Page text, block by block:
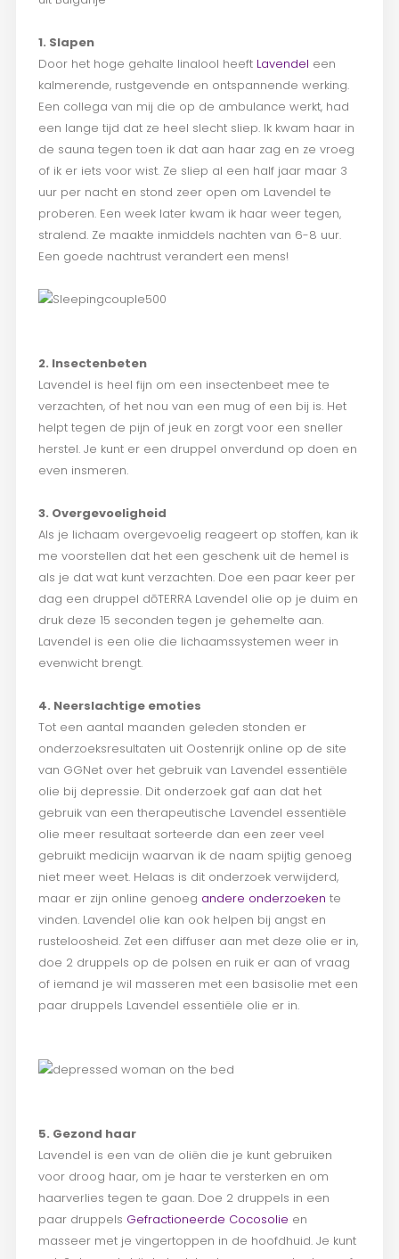
1. Slapen
Door het hoge gehalte linalool heeft Lavendel een
kalmerende, rustgevende en ontspannende werking.
Een collega van mij die op de ambulance werkt, had
een lange tijd dat ze heel slecht sliep. Ik kwam haar in
de sauna tegen toen ik dat aan haar zag en ze vroeg
of ik er iets voor wist. Ze sliep al een half jaar maar 3
uur per nacht en stond zeer open om Lavendel te
proberen. Een week later kwam ik haar weer tegen,
stralend. Ze maakte inmiddels nachten van 6-8 uur.
Een goede nachtrust verandert een mens!
2. Insectenbeten
Lavendel is heel fijn om een insectenbeet mee te
verzachten, of het nou van een mug of een bij is. Het
helpt tegen de pijn of jeuk en zorgt voor een sneller
herstel. Je kunt er een druppel onverdund op doen en
even insmeren.
3. Overgevoeligheid
Als je lichaam overgevoelig reageert op stoffen, kan ik
me voorstellen dat het een geschenk uit de hemel is
als je dat wat kunt verzachten. Doe een paar keer per
dag een druppel dōTERRA Lavendel olie op je duim en
druk deze 15 seconden tegen je gehemelte aan.
Lavendel is een olie die lichaamssystemen weer in
evenwicht brengt.
4. Neerslachtige emoties
Tot een aantal maanden geleden stonden er
onderzoeksresultaten uit Oostenrijk online op de site
van GGNet over het gebruik van Lavendel essentiële
olie bij depressie. Dit onderzoek gaf aan dat het
gebruik van een therapeutische Lavendel essentiële
olie meer resultaat sorteerde dan een zeer veel
gebruikt medicijn waarvan ik de naam spijtig genoeg
niet meer weet. Helaas is dit onderzoek verwijderd,
maar er zijn online genoeg andere onderzoeken te
vinden. Lavendel olie kan ook helpen bij angst en
rusteloosheid. Zet een diffuser aan met deze olie er in,
doe 2 druppels op de polsen en ruik er aan of vraag
of iemand je wil masseren met een basisolie met een
paar druppels Lavendel essentiële olie er in.
5. Gezond haar
Lavendel is een van de oliën die je kunt gebruiken
voor droog haar, om je haar te versterken en om
haarverlies tegen te gaan. Doe 2 druppels in een
paar druppels Gefractioneerde Cocosolie en
masseer met je vingertoppen in de hoofdhuid. Je kunt